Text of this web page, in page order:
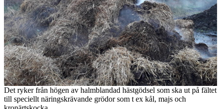
Det ryker från högen av halmblandad hästgödsel som ska ut på fältet
till speciellt näringskrävande grödor som t ex kål, majs och